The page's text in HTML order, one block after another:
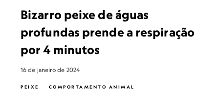
Bizarro peixe de águas
profundas prende a respiração
por 4 minutos
16 de janeiro de 2024
PEIXE
COMPORTAMENTO ANIMAL